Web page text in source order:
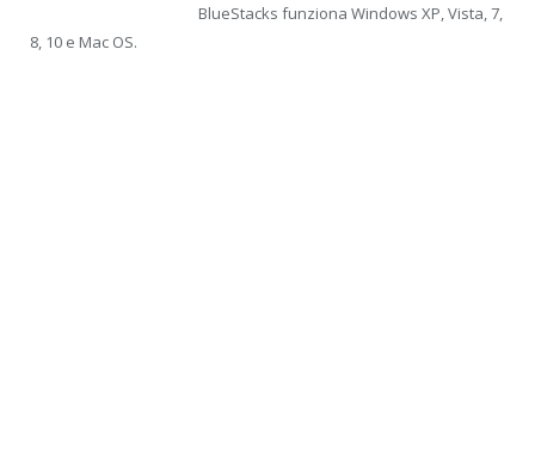
BlueStacks funziona Windows XP, Vista, 7,
8, 10 e Mac OS.